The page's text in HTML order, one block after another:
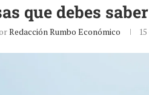
que debes
Redacción Rumbo Económico